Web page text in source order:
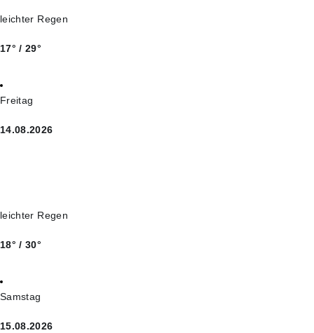
leichter Regen
17° / 29°
Freitag
14.08.2026
leichter Regen
18° / 30°
Samstag
15.08.2026